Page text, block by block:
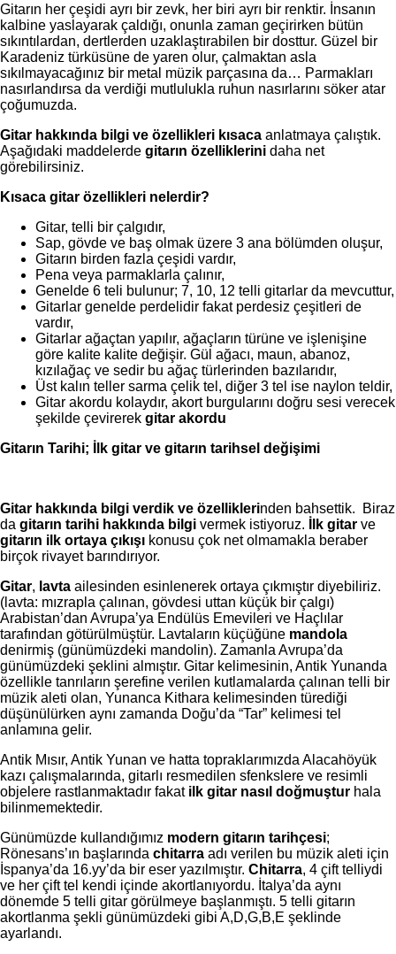
Gitarın her çeşidi ayrı bir zevk, her biri ayrı bir renktir. İnsanın
kalbine yaslayarak çaldığı, onunla zaman geçirirken bütün
sıkıntılardan, dertlerden uzaklaştırabilen bir dosttur. Güzel bir
Karadeniz türküsüne de yaren olur, çalmaktan asla
sıkılmayacağınız bir metal müzik parçasına da… Parmakları
nasırlandırsa da verdiği mutlulukla ruhun nasırlarını söker atar
çoğumuzda.
Gitar hakkında bilgi ve özellikleri kısaca anlatmaya çalıştık.
Aşağıdaki maddelerde gitarın özelliklerini daha net
görebilirsiniz.
Kısaca gitar özellikleri nelerdir?
Gitar, telli bir çalgıdır,
Sap, gövde ve baş olmak üzere 3 ana bölümden oluşur,
Gitarın birden fazla çeşidi vardır,
Pena veya parmaklarla çalınır,
Genelde 6 teli bulunur; 7, 10, 12 telli gitarlar da mevcuttur,
Gitarlar genelde perdelidir fakat perdesiz çeşitleri de
vardır,
Gitarlar ağaçtan yapılır, ağaçların türüne ve işlenişine
göre kalite kalite değişir. Gül ağacı, maun, abanoz,
kızılağaç ve sedir bu ağaç türlerinden bazılarıdır,
Üst kalın teller sarma çelik tel, diğer 3 tel ise naylon teldir,
Gitar akordu kolaydır, akort burgularını doğru sesi verecek
şekilde çevirerek gitar akordu
Gitarın Tarihi; İlk gitar ve gitarın tarihsel değişimi
Gitar hakkında bilgi verdik ve özelliklerinden bahsettik. Biraz
da gitarın tarihi hakkında bilgi vermek istiyoruz. İlk gitar ve
gitarın ilk ortaya çıkışı konusu çok net olmamakla beraber
birçok rivayet barındırıyor.
Gitar, lavta ailesinden esinlenerek ortaya çıkmıştır diyebiliriz.
(lavta: mızrapla çalınan, gövdesi uttan küçük bir çalgı)
Arabistan’dan Avrupa’ya Endülüs Emevileri ve Haçlılar
tarafından götürülmüştür. Lavtaların küçüğüne mandola
denirmiş (günümüzdeki mandolin). Zamanla Avrupa’da
günümüzdeki şeklini almıştır. Gitar kelimesinin, Antik Yunanda
özellikle tanrıların şerefine verilen kutlamalarda çalınan telli bir
müzik aleti olan, Yunanca Kithara kelimesinden türediği
düşünülürken aynı zamanda Doğu’da “Tar” kelimesi tel
anlamına gelir.
Antik Mısır, Antik Yunan ve hatta topraklarımızda Alacahöyük
kazı çalışmalarında, gitarlı resmedilen sfenkslere ve resimli
objelere rastlanmaktadır fakat ilk gitar nasıl doğmuştur hala
bilinmemektedir.
Günümüzde kullandığımız modern gitarın tarihçesi;
Rönesans’ın başlarında chitarra adı verilen bu müzik aleti için
İspanya’da 16.yy’da bir eser yazılmıştır. Chitarra, 4 çift telliydi
ve her çift tel kendi içinde akortlanıyordu. İtalya’da aynı
dönemde 5 telli gitar görülmeye başlanmıştı. 5 telli gitarın
akortlanma şekli günümüzdeki gibi A,D,G,B,E şeklinde
ayarlandı.